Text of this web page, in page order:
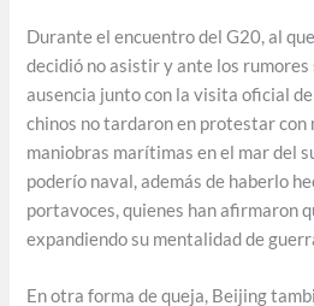
Durante el encuentro del G20, al
decidió no asistir y ante los rumores
ausencia junto con la visita oficial
chinos no tardaron en protestar
maniobras marítimas en el mar del
poderío naval, además de haberlo
portavoces, quienes han afirmaron
expandiendo su mentalidad de
En otra forma de queja, Beijing